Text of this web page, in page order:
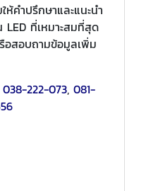
คำปรึกษาและแนะนำ
LED ที่เหมาะสมที่สุด
สอบถามข้อมูลเพิ่ม
038-222-073, 081-